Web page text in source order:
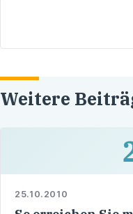
Weitere
25.10.2010